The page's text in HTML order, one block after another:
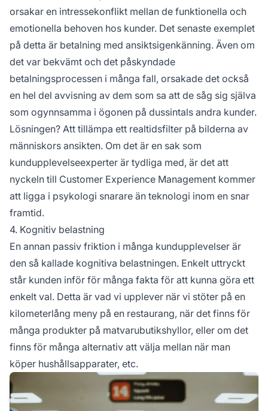
orsakar en intressekonflikt mellan de funktionella och
emotionella behoven hos kunder. Det senaste exemplet
på detta är betalning med ansiktsigenkänning. Även om
det var bekvämt och det påskyndade
betalningsprocessen i många fall, orsakade det också
en hel del avvisning av dem som sa att de såg sig själva
som ogynnsamma i ögonen på dussintals andra kunder.
Lösningen? Att tillämpa ett realtidsfilter på bilderna av
människors ansikten. Om det är en sak som
kundupplevelseexperter är tydliga med, är det att
nyckeln till Customer Experience Management kommer
att ligga i psykologi snarare än teknologi inom en snar
framtid.
4. Kognitiv belastning
En annan passiv friktion i många kundupplevelser är
den så kallade kognitiva belastningen. Enkelt uttryckt
står kunden inför för många fakta för att kunna göra ett
enkelt val. Detta är vad vi upplever när vi stöter på en
kilometerlång meny på en restaurang, när det finns för
många produkter på matvarubutikshyllor, eller om det
finns för många alternativ att välja mellan när man
köper hushållsapparater, etc.